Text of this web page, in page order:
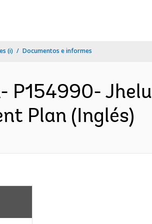
(i) Documentos e informes
P154990-
Plan (Inglés)